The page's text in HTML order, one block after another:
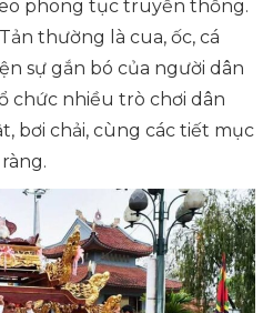
phong tục truyền thống.
thường là cua, ốc, cá
sự gắn bó của người dân
chức nhiều trò chơi dân
bơi chải, cùng các tiết mục